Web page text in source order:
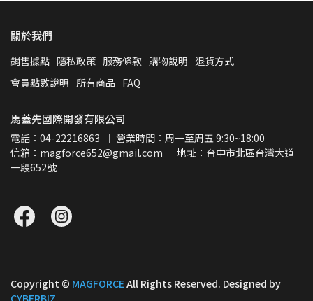
關於我們
銷售據點 隱私政策 服務條款 購物說明 退貨方式
會員點數說明 所有商品 FAQ
馬蓋先國際開發有限公司
電話：04-22216863  ｜ 營業時間：周一至周五 9:30~18:00
信箱：magforce652@gmail.com ｜ 地址：台中市北區台灣大道
一段652號
Copyright © MAGFORCEAll Rights Reserved. Designed by